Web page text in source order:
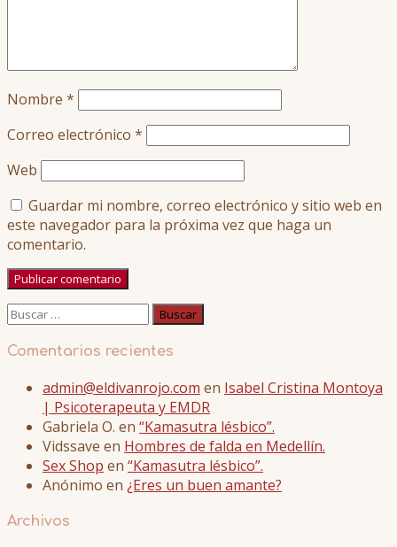
Nombre *
Correo electrónico *
Web
Guardar mi nombre, correo electrónico y sitio web en
este navegador para la próxima vez que haga un
comentario.
Buscar:
Comentarios recientes
admin@eldivanrojo.com en Isabel Cristina Montoya
| Psicoterapeuta y EMDR
Gabriela O. en “Kamasutra lésbico”.
Vidssave en Hombres de falda en Medellín.
Sex Shop en “Kamasutra lésbico”.
Anónimo en ¿Eres un buen amante?
Archivos